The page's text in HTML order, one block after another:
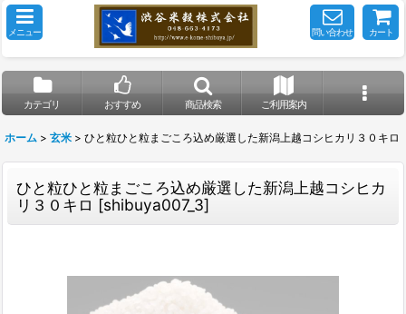
メニュー 問い合わせ カート
カテゴリ おすすめ 商品検索 ご利用案内
ホーム > 玄米 > ひと粒ひと粒まごころ込め厳選した新潟上越コシヒカリ３０キロ
ひと粒ひと粒まごころ込め厳選した新潟上越コシヒカ
リ３０キロ [shibuya007_3]